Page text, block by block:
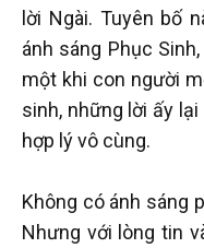
lời Ngài. Tuyên bố
ánh sáng Phục
một khi con người
sinh, những lời ấy
hợp lý vô cùng.
Không có ánh sáng
Nhưng với lòng tin